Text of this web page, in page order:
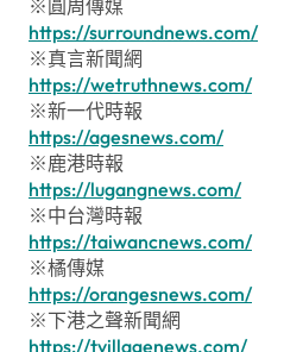
※圓周傳媒
https://surroundnews.com/
※真言新聞網
https://wetruthnews.com/
※新一代時報
https://agesnews.com/
※鹿港時報
https://lugangnews.com/
※中台灣時報
https://taiwancnews.com/
※橘傳媒
https://orangesnews.com/
※下港之聲新聞網
https://tvillagenews.com/